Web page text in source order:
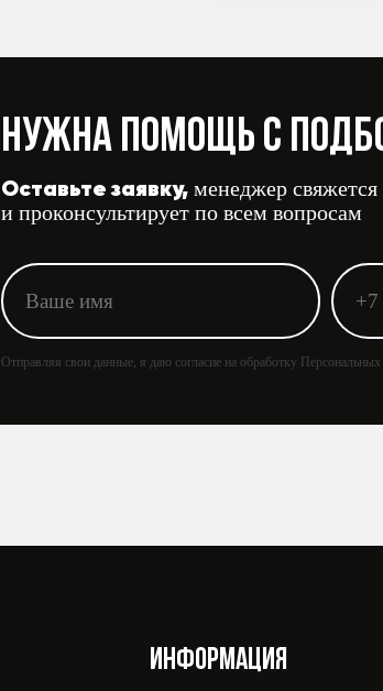
Нужна помощь с
Оставьте заявку, менеджер
и проконсультирует по всем вопросам
Отправляя свои данные, я даю согласие на обработку
ИНФОРМАЦИЯ